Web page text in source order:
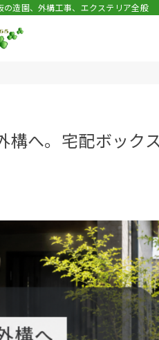
造園、外構工事、エクステリア全般
構へ。宅配ボッ